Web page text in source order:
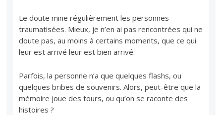
Le doute mine régulièrement les personnes
traumatisées. Mieux, je n’en ai pas rencontrées qui ne
doute pas, au moins à certains moments, que ce qui
leur est arrivé leur est bien arrivé.
Parfois, la personne n’a que quelques flashs, ou
quelques bribes de souvenirs. Alors, peut-être que la
mémoire joue des tours, ou qu’on se raconte des
histoires ?